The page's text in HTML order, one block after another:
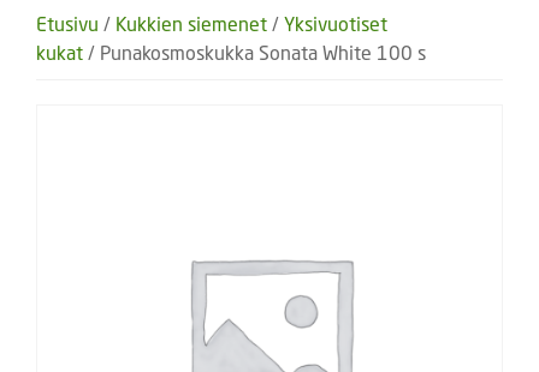
Etusivu / Kukkien siemenet / Yksivuotiset
kukat / Punakosmoskukka Sonata White 100 s